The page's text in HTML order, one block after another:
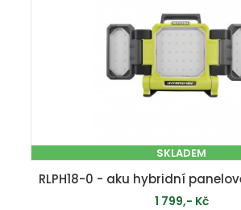
SKLADEM
1 799,- Kč